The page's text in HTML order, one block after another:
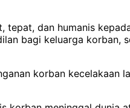
dan humanis
bagi keluarga korban,
korban kecelakaan